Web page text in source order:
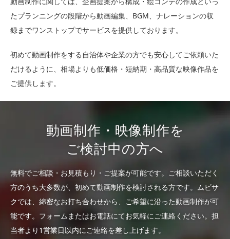
たプランニングの段階から動画編集、BGM、ナレーションの収
録までワンストップでサービスを提供しております。
初めて動画制作をする自治体や企業の方でも安心してご依頼いた
だけるように、相場よりも低価格・短納期・高品質な映像作品を
ご提供します。
動画制作・映像制作を
ご検討中の方へ
無料でご相談・お見積もり・ご提案が可能です。 ご相談いただく
方のうち大多数が、初めて動画制作を検討される方です。 ムビサ
クでは、綿密なお打ち合わせから、ご希望に沿った動画制作が可
能です。 フォームまたはお電話にてお気軽にご連絡ください。 担
当者より1営業日以内にご連絡を差し上げます。